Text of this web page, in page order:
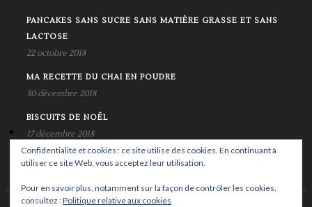
PANCAKES SANS SUCRE SANS MATIÈRE GRASSE ET SANS
LACTOSE
22 octobre 2018
MA RECETTE DU CHAI EN POUDRE
30 décembre 2018
BISCUITS DE NOËL
17 décembre 2018
Confidentialité et cookies : ce site utilise des cookies. En continuant à
utiliser ce site Web, vous acceptez leur utilisation.
Pour en savoir plus, notamment sur la façon de contrôler les cookies,
consultez :Politique relative aux cookies